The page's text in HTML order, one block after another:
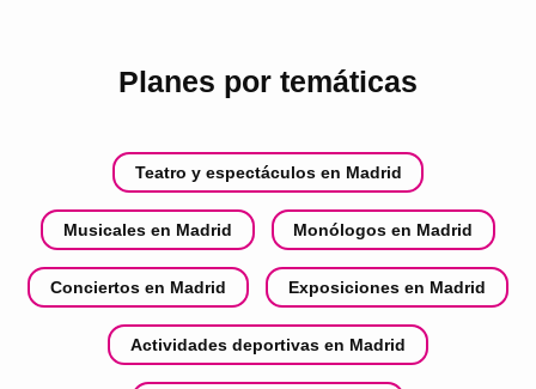
Planes por temáticas
Teatro y espectáculos en Madrid
Musicales en Madrid Monólogos en Madrid
Conciertos en Madrid Exposiciones en Madrid
Actividades deportivas en Madrid